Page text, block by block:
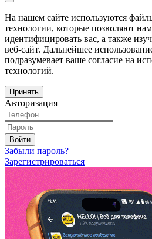
На нашем сайте используются
технологии, которые позволяют
идентифицировать вас, а также
веб-сайт. Дальнейшее
подразумевает ваше согласие на
технологий.
Принять
Авторизация
Войти
Забыли пароль?
Зарегистрироваться